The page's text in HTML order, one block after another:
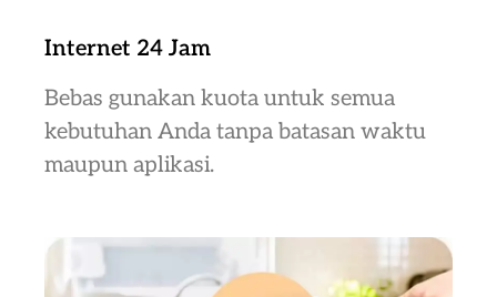
Internet 24 Jam
Bebas gunakan kuota untuk semua
kebutuhan Anda tanpa batasan waktu
maupun aplikasi.